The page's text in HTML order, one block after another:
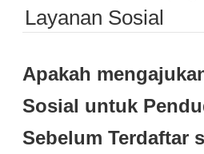
Layanan Sosial
Apakah
Sosial untuk
Sebelum Terdaftar